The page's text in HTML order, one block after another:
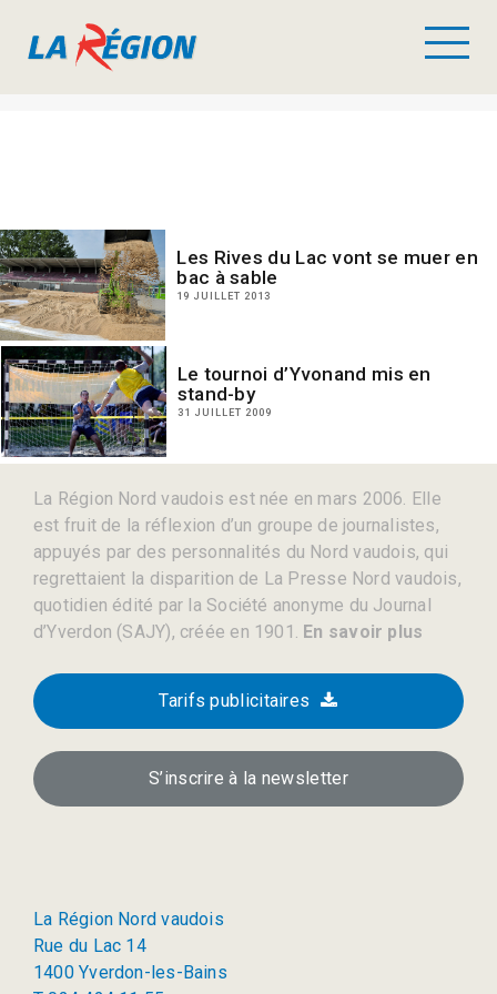
Les Rives du Lac vont se muer en
bac à sable
19 JUILLET 2013
Le tournoi d’Yvonand mis en
stand-by
31 JUILLET 2009
La Région Nord vaudois est née en mars 2006. Elle
est fruit de la réflexion d’un groupe de journalistes,
appuyés par des personnalités du Nord vaudois, qui
regrettaient la disparition de La Presse Nord vaudois,
quotidien édité par la Société anonyme du Journal
d’Yverdon (SAJY), créée en 1901. En savoir plus
Tarifs publicitaires
S’inscrire à la newsletter
La Région Nord vaudois
Rue du Lac 14
1400 Yverdon-les-Bains